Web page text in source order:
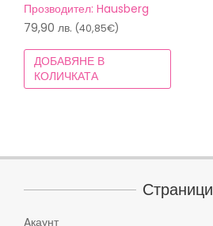
Прозводител: Hausberg
79,90 лв. (40,85€)
ДОБАВЯНЕ В
КОЛИЧКАТА
Страници
Aкаунт